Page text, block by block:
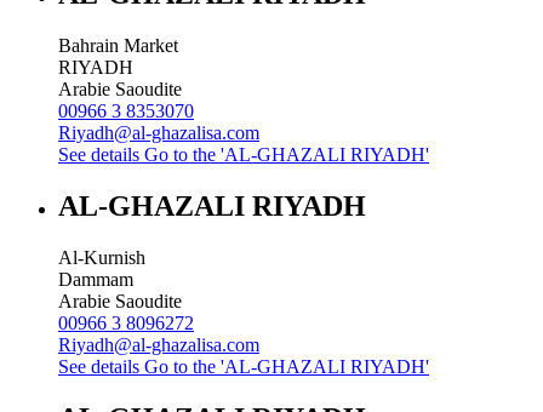
Bahrain Market
RIYADH
Arabie Saoudite
00966 3 8353070
Riyadh@al-ghazalisa.com
See details Go to the 'AL-GHAZALI RIYADH'
AL-GHAZALI RIYADH
Al-Kurnish
Dammam
Arabie Saoudite
00966 3 8096272
Riyadh@al-ghazalisa.com
See details Go to the 'AL-GHAZALI RIYADH'